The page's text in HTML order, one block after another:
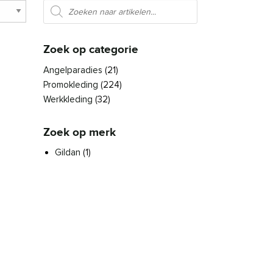
Producten zoeken
Zoek op categorie
Angelparadies (21)
Promokleding (224)
Werkkleding (32)
Zoek op merk
Gildan (1)